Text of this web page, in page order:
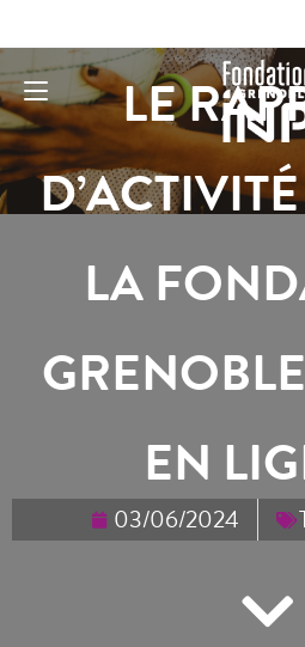
LE
LA
EN
03/06/2024